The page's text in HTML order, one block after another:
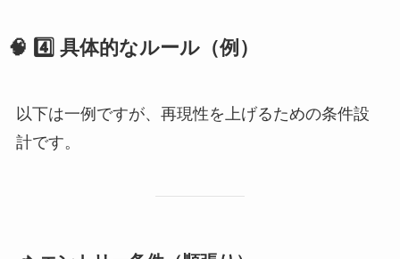
🧠 4️⃣ 具体的なルール（例）
以下は一例ですが、再現性を上げるための条件設
計です。